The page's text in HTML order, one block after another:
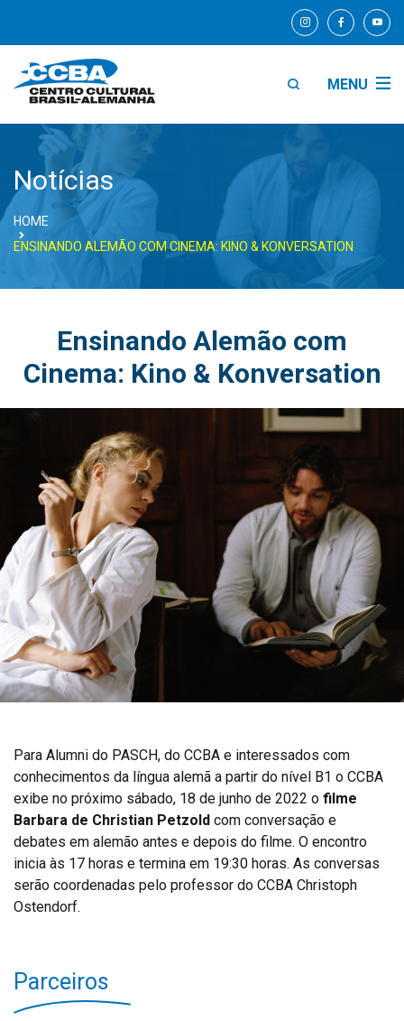
MENU
Notícias
HOME
ENSINANDO ALEMÃO COM CINEMA: KINO & KONVERSATION
Ensinando Alemão com
Cinema: Kino & Konversation
Para Alumni do PASCH, do CCBA e interessados com
conhecimentos da língua alemã a partir do nível B1 o CCBA
exibe no próximo sábado, 18 de junho de 2022 o filme
Barbara de Christian Petzold com conversação e
debates em alemão antes e depois do filme. O encontro
inicia às 17 horas e termina em 19:30 horas. As conversas
serão coordenadas pelo professor do CCBA Christoph
Ostendorf.
Parceiros